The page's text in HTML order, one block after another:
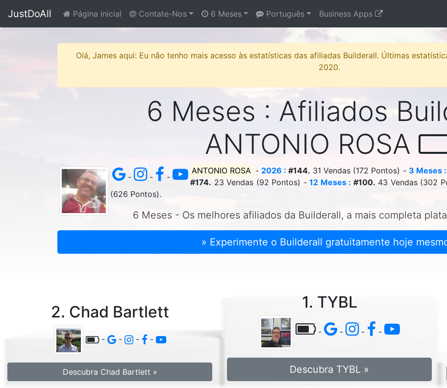
JustDoAll Página inicial Contate-Nos 6 Meses Português Business Apps
Olá, James aqui: Eu não tenho mais acesso às estatísticas das afiliadas Builderall. Últimas
2020.
6 Meses : Afiliados
ANTONIO ROSA
- - -
ANTONIO ROSA - 2026 : #144. 31 Vendas (172 Pontos) - 3 Meses :
#174. 23 Vendas (92 Pontos) -12 Meses : #100. 43 Vendas (302
(626 Pontos).
6 Meses - Os melhores afiliados da Builderall, a mais completa
» Experimente o Builderall gratuitamente hoje
2. Chad Bartlett
- - - -
Descubra Chad Bartlett »
1. TYBL
- - - -
Descubra TYBL »